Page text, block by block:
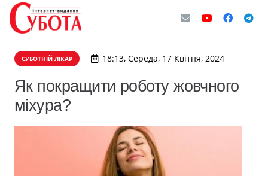
СУБОТНІЙ ЛІКАР 18:13, Середа, 17 Квітня, 2024
Як покращити роботу жовчного
міхура?